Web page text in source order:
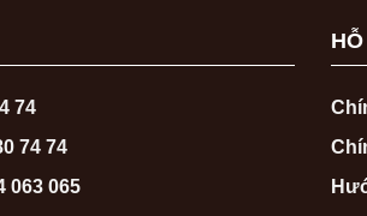
74
74 74
063 065